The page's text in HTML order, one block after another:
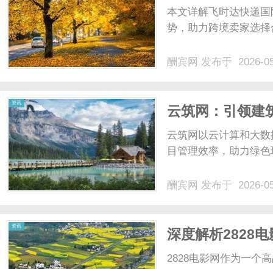
分析
本文详解飞时达快递
势，助力跨境卖家选
酬宾网 发布于 2026-
资讯
云筑网：引领建
云筑网以云计算和大
目管理效率，助力绿
酬宾网 发布于 2026-
资讯
深度解析2828
台
2828电影网作为一个